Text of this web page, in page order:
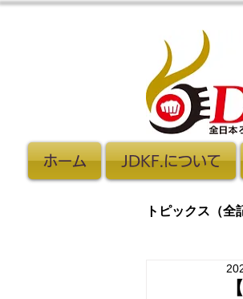
ホーム JDKF.について
トピックス（全
合同稽古